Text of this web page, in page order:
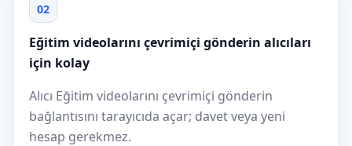
02
Eğitim videolarını çevrimiçi gönderin alıcıları
için kolay
Alıcı Eğitim videolarını çevrimiçi gönderin
bağlantısını tarayıcıda açar; davet veya yeni
hesap gerekmez.